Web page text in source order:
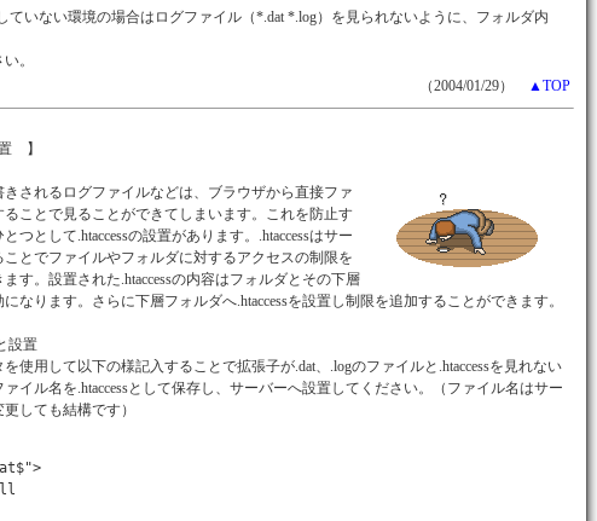
ていない環境の場合はログファイル（*.dat *.log）を見られないように、フォルダ内
。
（2004/01/29）
▲TOP
】
されるログファイルなどは、ブラウザから直接ファ
ることで見ることができてしまいます。これを防止す
つとして.htaccessの設置があります。.htaccessはサー
とでファイルやフォルダに対するアクセスの制限を
す。設置された.htaccessの内容はフォルダとその下層
なります。さらに下層フォルダへ.htaccessを設置し制限を追加することができます。
設置
使用して以下の様記入することで拡張子が.dat、.logのファイルと.htaccessを見れない
イル名を.htaccessとして保存し、サーバーへ設置してください。（ファイル名はサー
しても結構です）